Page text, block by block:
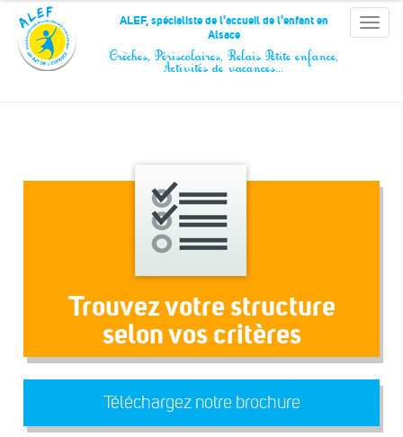
Panneau de gestion des cookies
Toggle
ALEF, spécialiste de l'accueil de l'enfant en
Alsace
Crèches, Périscolaires, Relais Petite enfance,
Activités de vacances…
Trouvez votre structure
selon vos critères
Téléchargez notre brochure